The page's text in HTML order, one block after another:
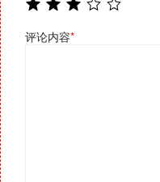
评论内容*